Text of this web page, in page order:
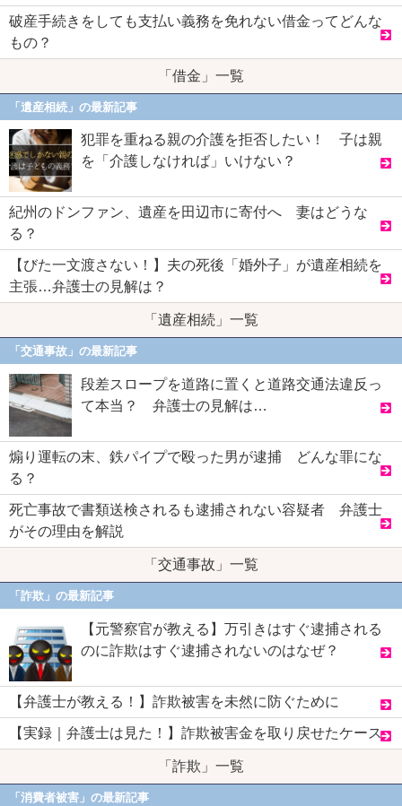
破産手続きをしても支払い義務を免れない借金ってどんな
もの？
「借金」一覧
「遺産相続」の最新記事
犯罪を重ねる親の介護を拒否したい！ 子は親
を「介護しなければ」いけない？
紀州のドンファン、遺産を田辺市に寄付へ 妻はどうな
る？
【びた一文渡さない！】夫の死後「婚外子」が遺産相続を
主張…弁護士の見解は？
「遺産相続」一覧
「交通事故」の最新記事
段差スロープを道路に置くと道路交通法違反っ
て本当？ 弁護士の見解は…
煽り運転の末、鉄パイプで殴った男が逮捕 どんな罪にな
る？
死亡事故で書類送検されるも逮捕されない容疑者 弁護士
がその理由を解説
「交通事故」一覧
「詐欺」の最新記事
【元警察官が教える】万引きはすぐ逮捕される
のに詐欺はすぐ逮捕されないのはなぜ？
【弁護士が教える！】詐欺被害を未然に防ぐために
【実録｜弁護士は見た！】詐欺被害金を取り戻せたケース
「詐欺」一覧
「消費者被害」の最新記事